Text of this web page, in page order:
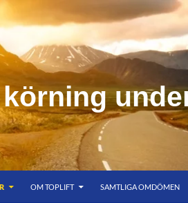
körning unde
OM TOPLIFT SAMTLIGA OMDÖMEN